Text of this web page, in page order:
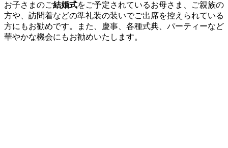
お子さまのご結婚式をご予定されているお母さま、ご親族の
方や、訪問着などの準礼装の装いでご出席を控えられている
方にもお勧めです。また、慶事、各種式典、パーティーなど
華やかな機会にもお勧めいたします。